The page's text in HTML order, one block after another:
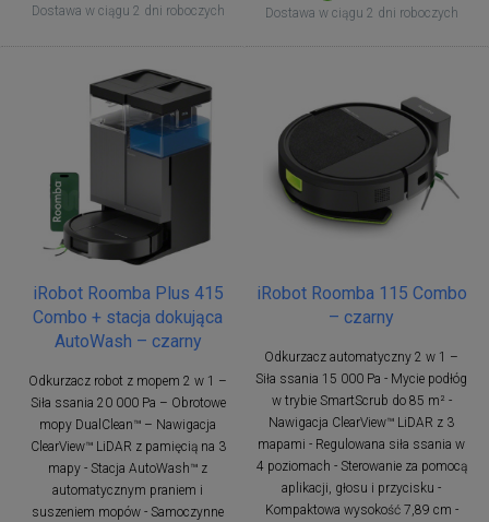
Dostawa w ciągu 2 dni roboczych
Dostawa w ciągu 2 dni roboczych
iRobot Roomba Plus 415
Combo + stacja dokująca
AutoWash – czarny
Odkurzacz robot z mopem 2 w 1 –
Siła ssania 20 000 Pa – Obrotowe
mopy DualClean™ – Nawigacja
ClearView™ LiDAR z pamięcią na 3
mapy - Stacja AutoWash™ z
automatycznym praniem i
suszeniem mopów - Samoczynne
iRobot Roomba 115 Combo
– czarny
Odkurzacz automatyczny 2 w 1 –
Siła ssania 15 000 Pa - Mycie podłóg
w trybie SmartScrub do 85 m² -
Nawigacja ClearView™ LiDAR z 3
mapami - Regulowana siła ssania w
4 poziomach - Sterowanie za pomocą
aplikacji, głosu i przycisku -
Kompaktowa wysokość 7,89 cm -